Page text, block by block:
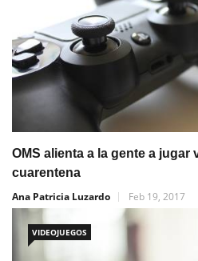
OMS alienta a la gente a
cuarentena
Ana Patricia Luzardo
Feb 19, 2017
VIDEOJUEGOS